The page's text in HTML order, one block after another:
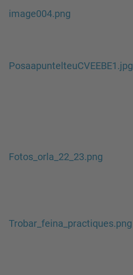
image004.png
PosaapuntelteuCVEEBE1.jpg
Fotos_orla_22_23.png
Trobar_feina_practiques.png